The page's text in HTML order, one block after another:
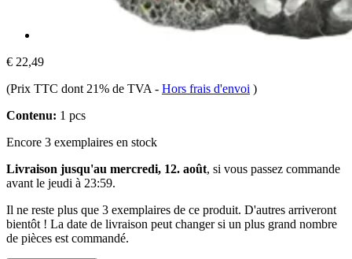
€ 22,49
(Prix TTC dont 21% de TVA - Hors frais d'envoi )
Contenu: 1 pcs
Encore 3 exemplaires en stock
Livraison jusqu'au mercredi, 12. août, si vous passez commande
avant le jeudi à 23:59.
Il ne reste plus que 3 exemplaires de ce produit. D'autres arriveront
bientôt ! La date de livraison peut changer si un plus grand nombre
de pièces est commandé.